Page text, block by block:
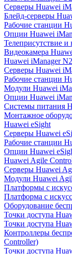
Серверы Huawei
Блейд-серверы
Рабочие станции
Опции Huawei
Телеприсутствие и
Видеокамера
Huawei iManager
Серверы Huawei
Рабочие станции
Модули Huawei
Опции Huawei
Системы питания
Монтажное
Huawei eSight
Серверы Huawei
Рабочие станции
Опции Huawei
Huawei Agile
Серверы Huawei
Модули Huawei
Платформы с
Платформа с
Оборудование
Точки доступа
Точки доступа
Контроллеры
Controller)
Точки доступа